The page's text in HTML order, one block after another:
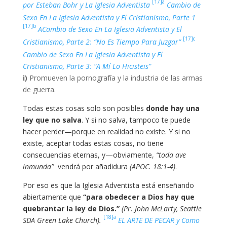
por Esteban Bohr y La Iglesia Adventista [17]a Cambio de
Sexo En La Iglesia Adventista y El Cristianismo, Parte 1
[17]b ACambio de Sexo En La Iglesia Adventista y El
Cristianismo, Parte 2: “No Es Tiempo Para Juzgar” [17]c
Cambio de Sexo En La Iglesia Adventista y El
Cristianismo, Parte 3: “A Mí Lo Hicisteis”
i) Promueven la pornografía y la industria de las armas
de guerra.
Todas estas cosas solo son posibles donde hay una
ley que no salva. Y si no salva, tampoco te puede
hacer perder—porque en realidad no existe. Y si no
existe, aceptar todas estas cosas, no tiene
consecuencias eternas, y—obviamente, “toda ave
inmunda” vendrá por añadidura (APOC. 18:1-4).
Por eso es que la Iglesia Adventista está enseñando
abiertamente que “para obedecer a Dios hay que
quebrantar la ley de Dios.” (Pr. John McLarty, Seattle
SDA Green Lake Church). [18]a EL ARTE DE PECAR y Como